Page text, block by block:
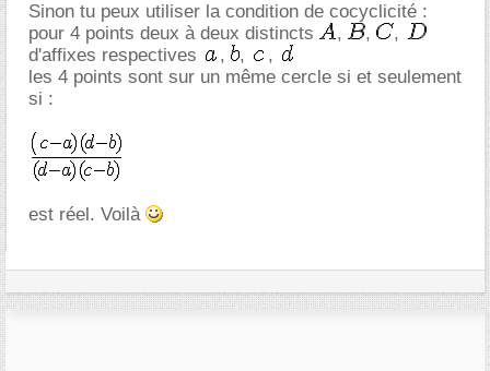
Sinon tu peux utiliser la condition de cocyclicité :
pour 4 points deux à deux distincts
, ,
,
d'affixes respectives
, ,
,
les 4 points sont sur un même cercle si et seulement
si :
est réel. Voilà